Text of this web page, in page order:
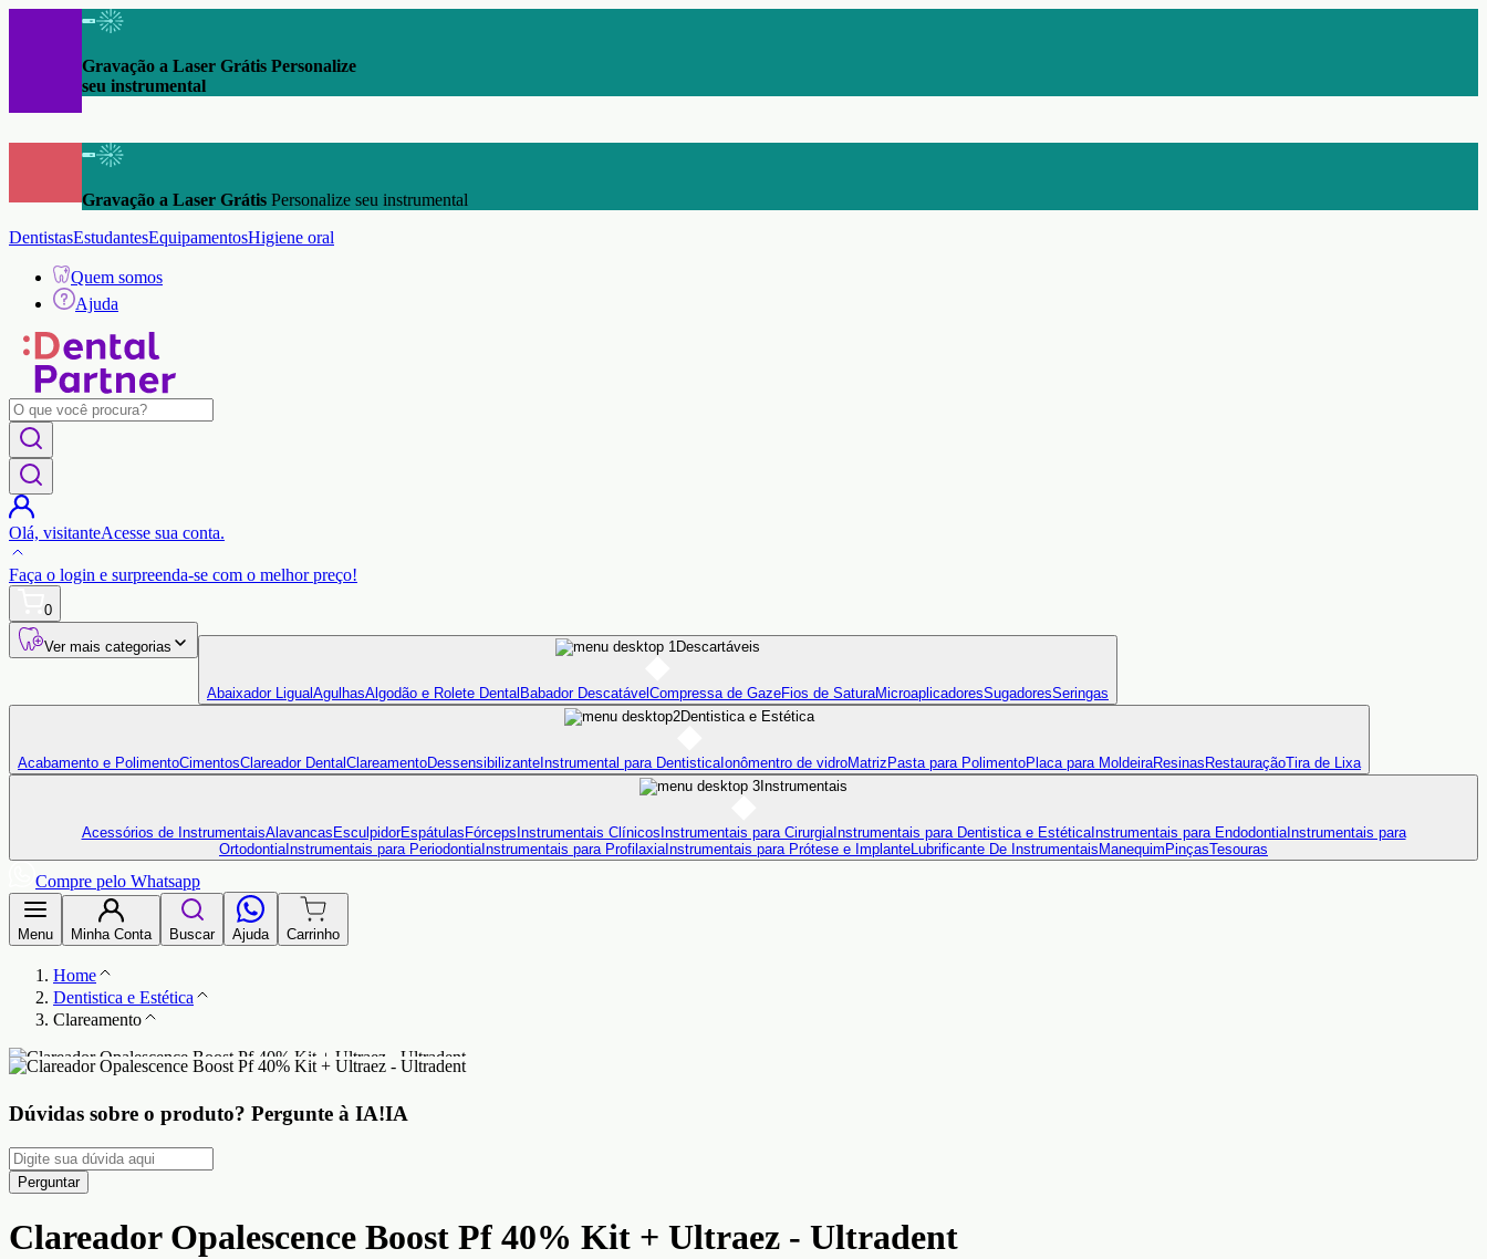
Gravação a Laser Grátis Personalize
seu instrumental
Gravação a Laser GrátisPersonalize seu instrumental
DentistasEstudantesEquipamentosHigiene oral
Quem somos
Ajuda
Olá, visitanteAcesse sua conta.
Faça o login e surpreenda-se com o melhor preço!
0
Ver mais categorias Descartáveis
Abaixador LigualAgulhasAlgodão e Rolete Dental Babador Descatável Compressa de GazeFios de SaturaMicroaplicadoresSugadoresSeringas
Dentistica e Estética
Acabamento e PolimentoCimentosClareador DentalClareamentoDessensibilizante Instrumental para DentisticaIonômentro de vidroMatriz Pasta para PolimentoPlaca para MoldeiraResinas RestauraçãoTira de Lixa
Instrumentais
Acessórios de InstrumentaisAlavancas EsculpidorEspátulas Fórceps Instrumentais Clínicos Instrumentais para CirurgiaInstrumentais para Dentistica e EstéticaInstrumentais para EndodontiaInstrumentais para
OrtodontiaInstrumentais para PeriodontiaInstrumentais para ProfilaxiaInstrumentais para Prótese e ImplanteLubrificante De Instrumentais Manequim PinçasTesouras
Compre pelo Whatsapp
Menu Minha Conta Buscar Ajuda Carrinho
Home
Dentistica e Estética
Clareamento
Dúvidas sobre o produto? Pergunte à IA!IA
Perguntar
Clareador Opalescence Boost Pf 40% Kit + Ultraez - Ultradent